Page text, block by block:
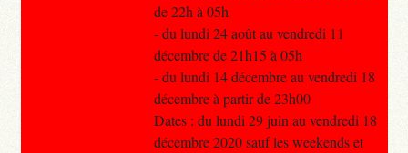
de 22h à 05h
- du lundi 24 août au vendredi 11
décembre de 21h15 à 05h
- du lundi 14 décembre au vendredi 18
décembre à partir de 23h00
Dates : du lundi 29 juin au vendredi 18
décembre 2020 sauf les weekends et